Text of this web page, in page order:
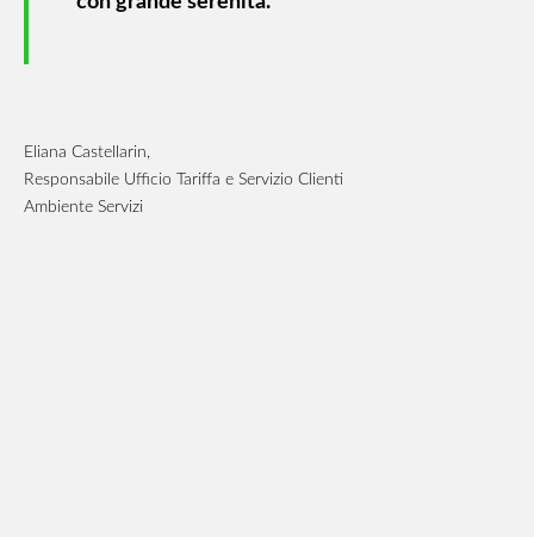
Eliana Castellarin,
Responsabile Ufficio Tariffa e Servizio Clienti
Ambiente Servizi